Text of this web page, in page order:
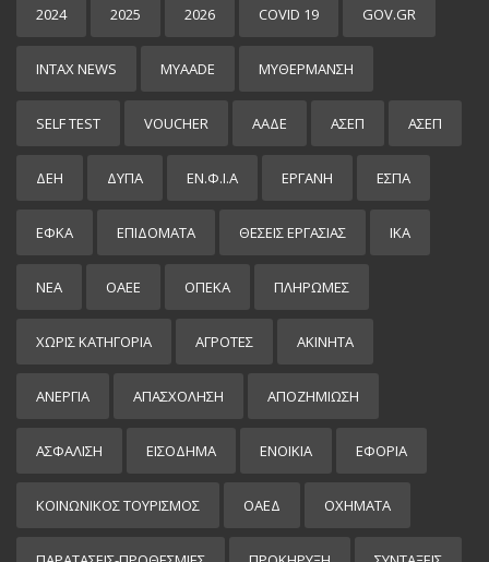
2024 2025 2026 COVID 19 GOV.GR
INTAX NEWS MYAADE MYΘΈΡΜΑΝΣΗ
SELF TEST VOUCHER ΑΑΔΕ ΑΣΕΠ ΑΣΕΠ
ΔΕΗ ΔΥΠΑ ΕΝ.Φ.Ι.Α ΕΡΓΑΝΗ ΕΣΠΑ
ΕΦΚΑ ΕΠΙΔΌΜΑΤΑ ΘΕΣΕΙΣ ΕΡΓΑΣΙΑΣ ΙΚΑ
ΝΕΑ ΟΑΕΕ ΟΠΕΚΑ ΠΛΗΡΩΜΕΣ
ΧΩΡΊΣ ΚΑΤΗΓΟΡΊΑ ΑΓΡΟΤΕΣ ΑΚΙΝΗΤΑ
ΑΝΕΡΓΙΑ ΑΠΑΣΧΟΛΗΣΗ ΑΠΟΖΗΜΙΩΣΗ
ΑΣΦΑΛΙΣΗ ΕΙΣΌΔΗΜΑ ΕΝΟΙΚΙΑ ΕΦΟΡΙΑ
ΚΟΙΝΩΝΙΚΟΣ ΤΟΥΡΙΣΜΟΣ ΟΑΕΔ ΟΧΗΜΑΤΑ